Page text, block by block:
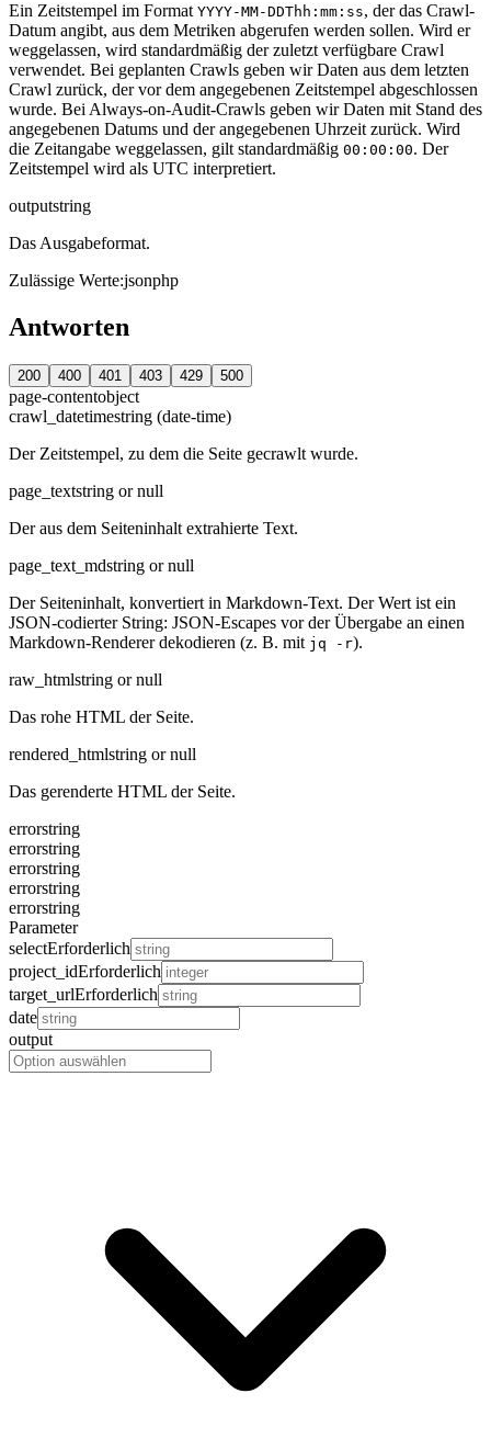
Ein Zeitstempel im Format YYYY-MM-DDThh:mm:ss, der das Crawl-
Datum angibt, aus dem Metriken abgerufen werden sollen. Wird er
weggelassen, wird standardmäßig der zuletzt verfügbare Crawl
verwendet. Bei geplanten Crawls geben wir Daten aus dem letzten
Crawl zurück, der vor dem angegebenen Zeitstempel abgeschlossen
wurde. Bei Always-on-Audit-Crawls geben wir Daten mit Stand des
angegebenen Datums und der angegebenen Uhrzeit zurück. Wird
die Zeitangabe weggelassen, gilt standardmäßig 00:00:00. Der
Zeitstempel wird als UTC interpretiert.
outputstring
Das Ausgabeformat.
Zulässige Werte:jsonphp
Antworten
200 400 401 403 429 500
page-contentobject
crawl_datetimestring (date-time)
Der Zeitstempel, zu dem die Seite gecrawlt wurde.
page_textstring or null
Der aus dem Seiteninhalt extrahierte Text.
page_text_mdstring or null
Der Seiteninhalt, konvertiert in Markdown-Text. Der Wert ist ein
JSON-codierter String: JSON-Escapes vor der Übergabe an einen
Markdown-Renderer dekodieren (z. B. mit jq -r).
raw_htmlstring or null
Das rohe HTML der Seite.
rendered_htmlstring or null
Das gerenderte HTML der Seite.
errorstring
errorstring
errorstring
errorstring
errorstring
Parameter
selectErforderlich
project_idErforderlich
target_urlErforderlich
date
output